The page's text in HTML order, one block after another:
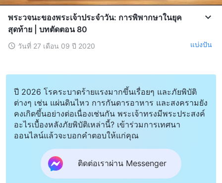
พระวจนะของพระเจ้าประจำวัน: การพิพากษาในยุค
สุดท้าย | บทตัดตอน 80
วันที่ 27 เดือน 09 ปี 2020 แบ่งปัน
ปี 2026 โรคระบาดร้ายแรงมากขึ้นเรื่อยๆ และภัยพิบัติ
ต่างๆ เช่น แผ่นดินไหว การกันดารอาหาร และสงครามยัง
คงเกิดขึ้นอย่างต่อเนื่องเช่นกัน พระเจ้าทรงมีพระประสงค์
อะไรเบื้องหลังภัยพิบัติเหล่านี้? เข้าร่วมการเทศนา
ออนไลน์แล้วจะบอกคำตอบให้แก่คุณ
ติดต่อเราผ่าน Messenger